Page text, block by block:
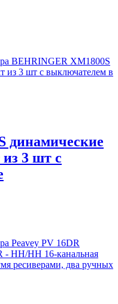
динамические
3 шт с